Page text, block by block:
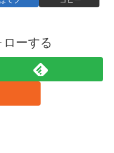
ーする